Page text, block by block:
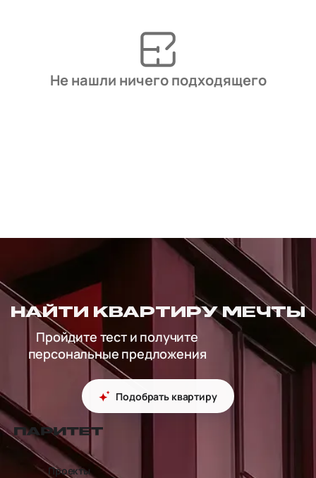
Не нашли ничего подходящего
НАЙТИ КВАРТИРУ МЕЧТЫ
Пройдите тест и получите
персональные предложения
Подобрать квартиру
перейти на главную страницу
Проекты